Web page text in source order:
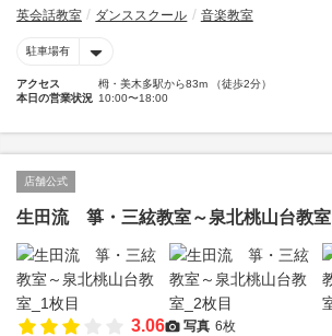
英会話教室 ダンススクール 音楽教室
駐車場有
アクセス
栂・美木多駅から83m （徒歩2分）
本日の営業状況 10:00〜18:00
店舗公式
生田流 箏・三絃教室～泉北桃山台教室
3.06 写真 6枚